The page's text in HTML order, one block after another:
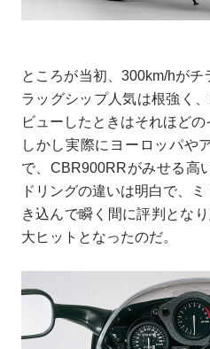
ところが当初、300km/hが
ラッグシップ人気は根強く
ビューしたときはそれほどの
しかし実際にヨーロッパや
で、CBR900RRがみせる高
ドリングの違いは明白で、
き込んで瞬く間に評判とな
大ヒットとなったのだ。